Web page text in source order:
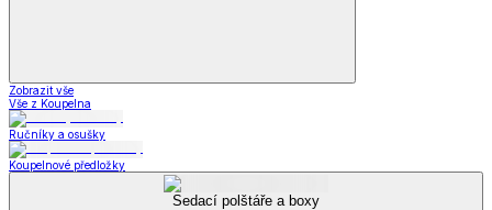
Zobrazit vše
Vše z Koupelna
Ručníky a osušky
Koupelnové předložky
Sedací polštáře a boxy